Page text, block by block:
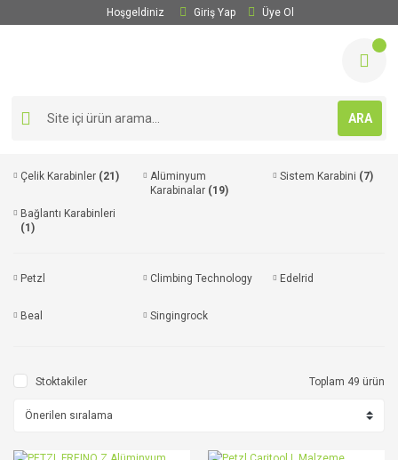
Hoşgeldiniz Giriş Yap Üye Ol
ARA
Çelik Karabinler (21)
Alüminyum
Karabinalar (19)
Sistem Karabini (7)
Bağlantı Karabinleri
(1)
Petzl Climbing Technology Edelrid
Beal Singingrock
Stoktakiler Toplam 49 ürün